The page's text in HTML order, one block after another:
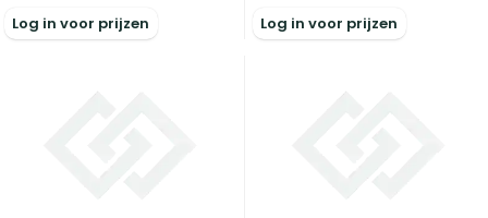
Log in voor prijzen Log in voor prijzen